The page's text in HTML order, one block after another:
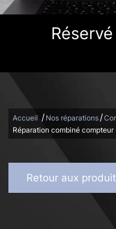
Accueil / Nos réparations /
Réparation combiné
Retour aux